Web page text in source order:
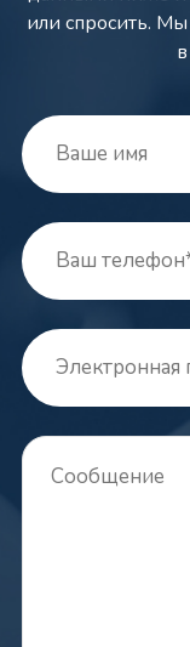
или спросить.